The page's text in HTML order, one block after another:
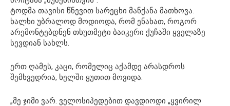
ტოდმა თავისი წნევით სარეცხი მანქანა მათხოვა.
ხალხი უბრალოდ მოდიოდა, რომ ენახათ, როგორ
არემონტებდნენ თხუთმეტი ბაიკერი ქუჩაში ყველაზე
სევდიან სახლს.
ერთ ღამეს, კაცი, რომელიც აქამდე არასდროს
შემხვედრია, ხელში ყუთით მოვიდა.
„მე ჯიმი ვარ. ველოსიპედებით დავდიოდი „ყვირილ